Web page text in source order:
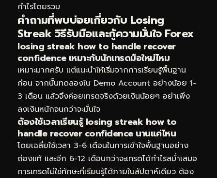
กำไรโดยรวม
คำถามที่พบบ่อยเกี่ยวกับ Losing
Streak วิธีรับมือและกู้ความมั่นใจ Forex
losing streak how to handle recover
confidence เหมาะกับนักเทรดมือใหม่ไหม
เหมาะมากครับ แต่แนะนำให้เริ่มจากการเรียนรู้พื้นฐาน
ก่อน จากนั้นทดลองใน Demo Account อย่างน้อย 1-
3 เดือน แล้วจึงค่อยเทรดจริงด้วยเงินน้อยๆ อย่าเพิ่ง
ลงเงินหนักจนกว่าจะมั่นใจ
ต้องใช้เวลาเรียนรู้ losing streak how to
handle recover confidence นานแค่ไหน
โดยเฉลี่ยใช้เวลา 3-6 เดือนในการเข้าใจพื้นฐานอย่าง
ถ่องแท้ และอีก 6-12 เดือนกว่าจะเทรดได้กำไรสม่ำเสมอ
การเทรดไม่ใช่ทักษะที่เรียนรู้ได้ภายในสัปดาห์เดียว ต้อง